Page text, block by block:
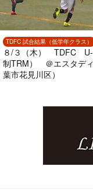
TDFC 試合結果（低学年クラス）
８/３（木） TDFC
制TRM） ＠エスタ
葉市花見川区）